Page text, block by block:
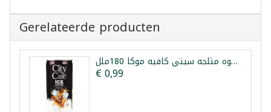
Gerelateerde producten
قهوه مثلجه سيتي كافيه موكا 180ملل
€ 0,99